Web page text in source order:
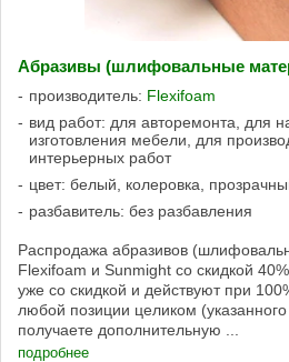
Абразивы (шлифовальные
производитель: Flexifoam
вид работ: для авторемонта, для
изготовления мебели, для
интерьерных работ
цвет: белый, колеровка,
разбавитель: без разбавления
Распродажа абразивов
Flexifoam и Sunmight со скидкой
уже со скидкой и действуют при
любой позиции целиком
получаете дополнительную ...
подробнее